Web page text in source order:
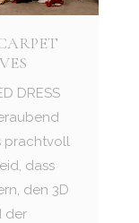
DRESS
prachtvoll
dass
den 3D
der